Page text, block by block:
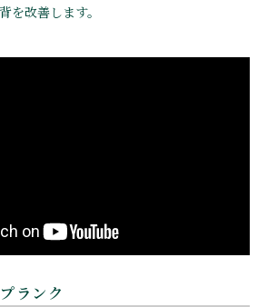
を改善します。
ランク